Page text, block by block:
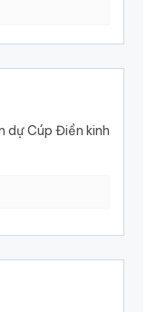
dự Cúp Điền kinh